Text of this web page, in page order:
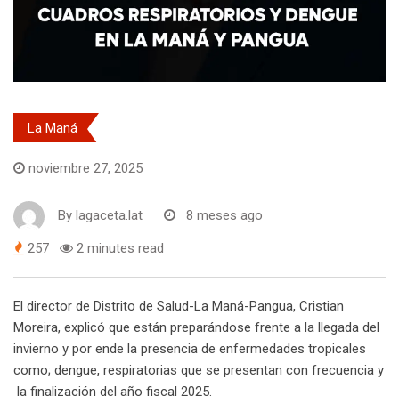
La Maná
noviembre 27, 2025
By lagaceta.lat 8 meses ago
257 2 minutes read
El director de Distrito de Salud-La Maná-Pangua, Cristian
Moreira, explicó que están preparándose frente a la llegada del
invierno y por ende la presencia de enfermedades tropicales
como; dengue, respiratorias que se presentan con frecuencia y
la finalización del año fiscal 2025.